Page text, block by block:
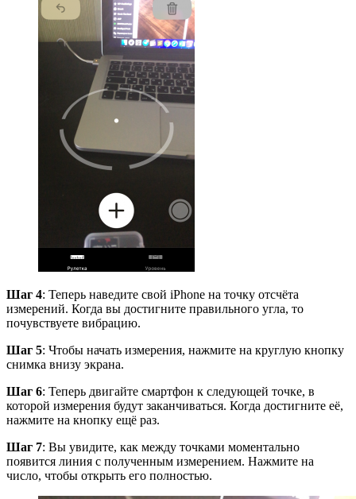
Шаг 4: Теперь наведите свой iPhone на точку отсчёта
измерений. Когда вы достигните правильного угла, то
почувствуете вибрацию.
Шаг 5: Чтобы начать измерения, нажмите на круглую кнопку
снимка внизу экрана.
Шаг 6: Теперь двигайте смартфон к следующей точке, в
которой измерения будут заканчиваться. Когда достигните её,
нажмите на кнопку ещё раз.
Шаг 7: Вы увидите, как между точками моментально
появится линия c полученным измерением. Нажмите на
число, чтобы открыть его полностью.